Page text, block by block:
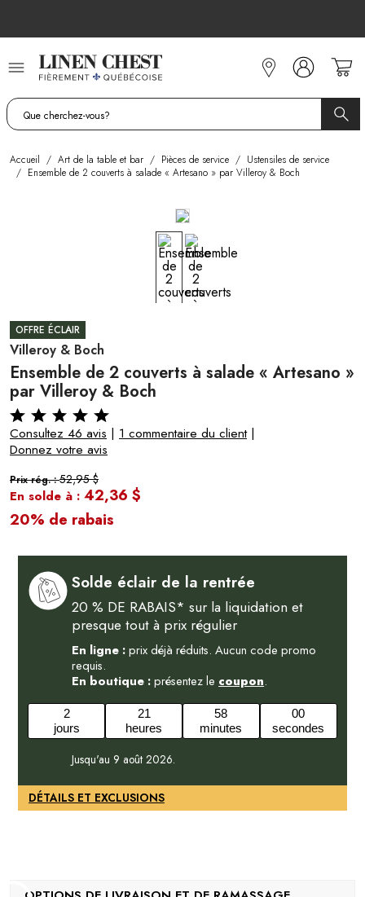
contenu
Accueil / Art de la table et bar / Pièces de service / Ustensiles de service
/ Ensemble de 2 couverts à salade « Artesano » par Villeroy & Boch
OFFRE ÉCLAIR
Villeroy & Boch
Ensemble de 2 couverts à salade « Artesano »
par Villeroy & Boch
Consultez 46 avis | 1 commentaire du client |
Donnez votre avis
Prix rég. :52,95 $
En solde à : 42,36 $
20% de rabais
Solde éclair de la rentrée
20 % DE RABAIS* sur la liquidation et
presque tout à prix régulier
En ligne :prix déjà réduits. Aucun code promo
requis.
En boutique :présentez le coupon.
2
jours
21
heures
57
minutes
59
secondes
Jusqu'au 9 août 2026.
DÉTAILS ET EXCLUSIONS